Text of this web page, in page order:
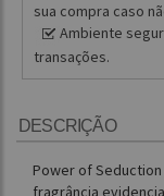
sua compra caso
Ambiente
transações.
DESCRIÇÃO
Power of
fragrância